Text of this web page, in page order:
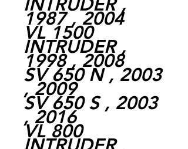
1987 , 2004
VL 1500
INTRUDER ,
1998 , 2008
SV 650 N , 2003
, 2009
SV 650 S , 2003
, 2016
VL 800